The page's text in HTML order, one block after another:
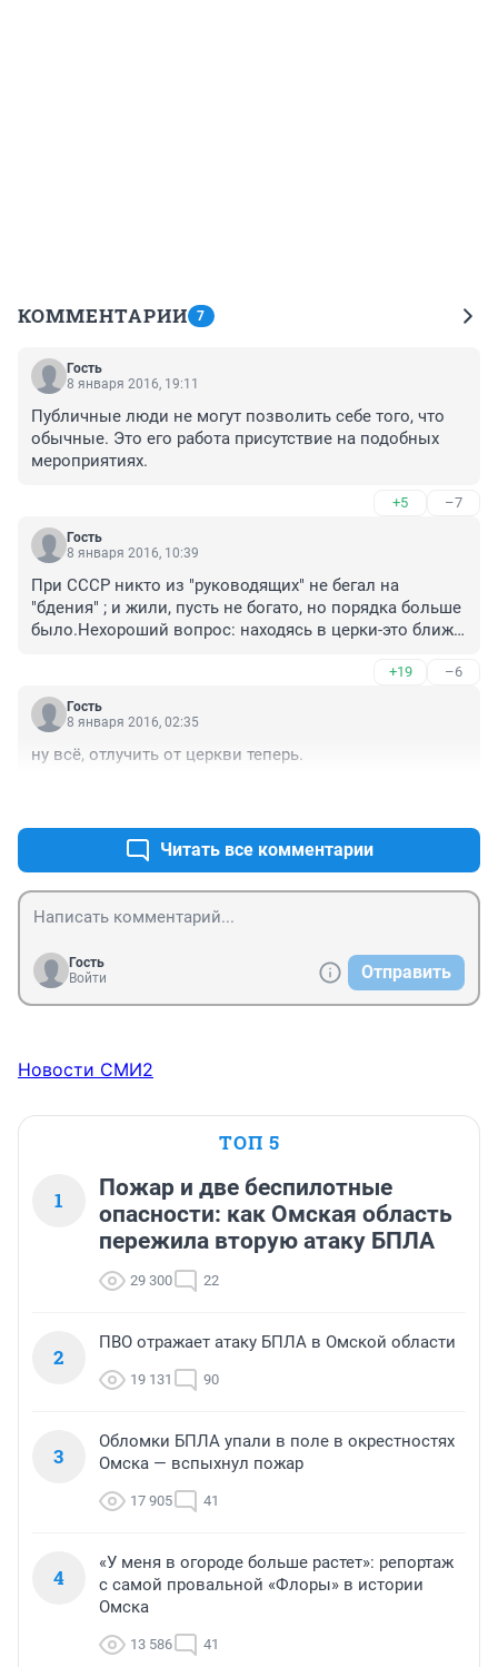
КОММЕНТАРИИ 7
Гость
8 января 2016, 19:11
Публичные люди не могут позволить себе того, что
обычные. Это его работа присутствие на подобных
мероприятиях.
+5 –7
Гость
8 января 2016, 10:39
При СССР никто из "руководящих" не бегал на
"бдения" ; и жили, пусть не богато, но порядка больше
было.Нехороший вопрос: находясь в церки-это ближе
происходит "правильное" обращение к "богу"? Дома,
ведь, это "не эффективно" перед личной иконой и нет
рядом наставников (гуру), которые есть в церкви?
+19 –6
Гость
8 января 2016, 02:35
ну всё, отлучить от церкви теперь.
Читать все комментарии
Гость
Войти
Отправить
Новости СМИ2
ТОП 5
1
Пожар и две беспилотные
опасности: как Омская область
пережила вторую атаку БПЛА
29 300 22
2
ПВО отражает атаку БПЛА в Омской области
19 131 90
3
Обломки БПЛА упали в поле в окрестностях
Омска — вспыхнул пожар
17 905 41
4
«У меня в огороде больше растет»: репортаж
с самой провальной «Флоры» в истории
Омска
13 586 41